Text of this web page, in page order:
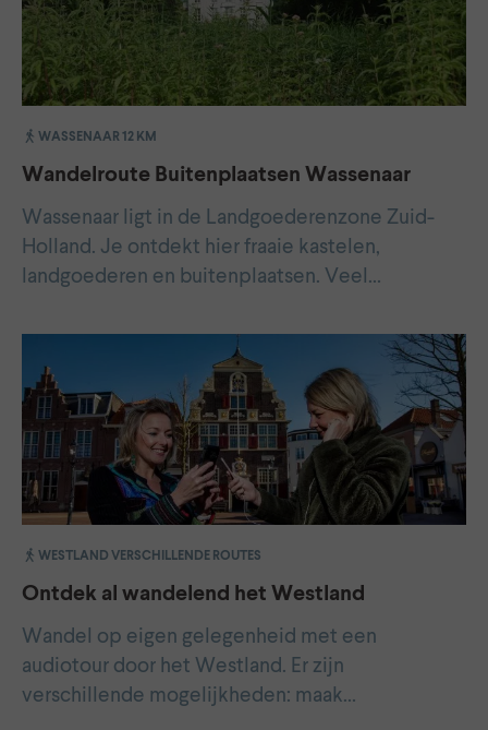
WASSENAAR 12 KM
Wandelroute Buitenplaatsen Wassenaar
Wassenaar ligt in de Landgoederenzone Zuid-
Holland. Je ontdekt hier fraaie kastelen,
landgoederen en buitenplaatsen. Veel…
WESTLAND VERSCHILLENDE ROUTES
Ontdek al wandelend het Westland
Wandel op eigen gelegenheid met een
audiotour door het Westland. Er zijn
verschillende mogelijkheden: maak…